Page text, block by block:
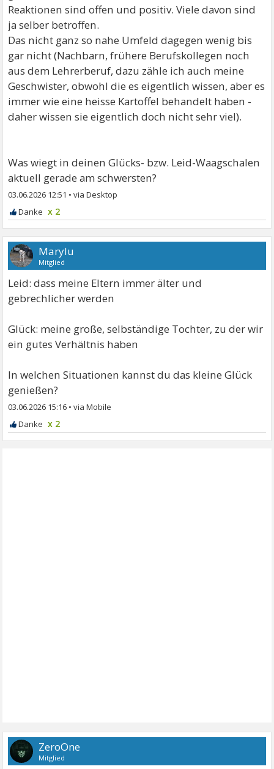
Reaktionen sind offen und positiv. Viele davon sind
ja selber betroffen.
Das nicht ganz so nahe Umfeld dagegen wenig bis
gar nicht (Nachbarn, frühere Berufskollegen noch
aus dem Lehrerberuf, dazu zähle ich auch meine
Geschwister, obwohl die es eigentlich wissen, aber es
immer wie eine heisse Kartoffel behandelt haben -
daher wissen sie eigentlich doch nicht sehr viel).
Was wiegt in deinen Glücks- bzw. Leid-Waagschalen
aktuell gerade am schwersten?
03.06.2026 12:51 •
x 2
Marylu
Mitglied
Leid: dass meine Eltern immer älter und
gebrechlicher werden
Glück: meine große, selbständige Tochter, zu der wir
ein gutes Verhältnis haben
In welchen Situationen kannst du das kleine Glück
genießen?
03.06.2026 15:16 •
x 2
ZeroOne
Mitglied